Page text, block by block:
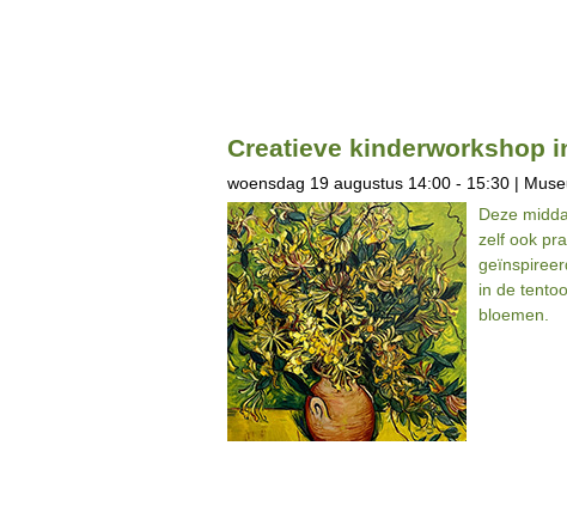
Creatieve kinderworkshop
woensdag 19 augustus 14:00 - 15:30 |
Deze
zelf ook
in de
bloemen.